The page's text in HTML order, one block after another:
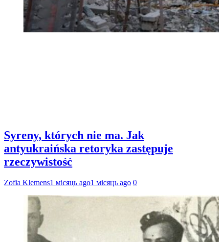
Syreny, których nie ma. Jak
antyukraińska retoryka zastępuje
rzeczywistość
Zofia Klemens1 місяць ago1 місяць ago 0